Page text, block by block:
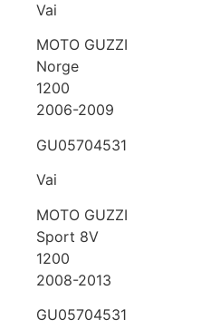
Vai
MOTO GUZZI
Norge
1200
2006-2009
GU05704531
Vai
MOTO GUZZI
Sport 8V
1200
2008-2013
GU05704531